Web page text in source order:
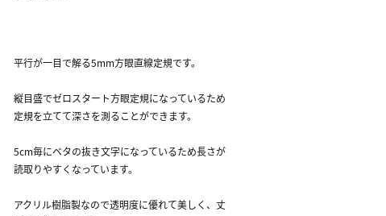
平行が一目で解る5mm方眼直線定規です。
縦目盛でゼロスタート方眼定規になっているため
定規を立てて深さを測ることができます。
5cm毎にベタの抜き文字になっているため長さが
読取りやすくなっています。
アクリル樹脂製なので透明度に優れて美しく、丈